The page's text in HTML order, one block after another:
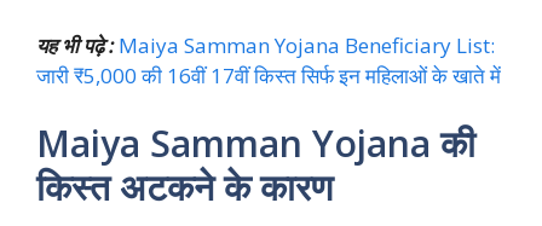
यह भी पढ़े : Maiya Samman Yojana Beneficiary List:
जारी ₹5,000 की 16वीं 17वीं किस्त सिर्फ इन महिलाओं के खाते में
Maiya Samman Yojana की
किस्त अटकने के कारण